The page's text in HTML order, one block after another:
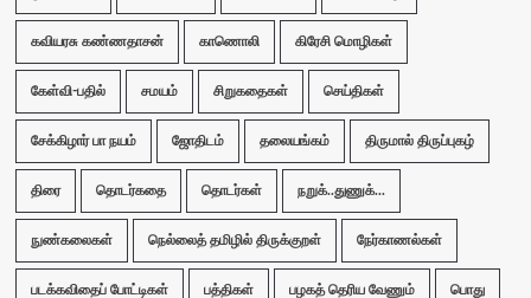
கவியரசு கண்ணதாசன் காணொலி கிரேசி மொழிகள்
கேள்வி-பதில் சமயம் சிறுகதைகள் செய்திகள்
சேக்கிழார் பா நயம் ஜோதிடம் தலையங்கம் திருமால் திருப்புகழ்
திரை தொடர்கதை தொடர்கள் நறுக்..துணுக்...
நுண்கலைகள் நெல்லைத் தமிழில் திருக்குறள் நேர்காணல்கள்
படக்கவிதைப் போட்டிகள் பத்திகள் பழகத் தெரிய வேணும் பொது